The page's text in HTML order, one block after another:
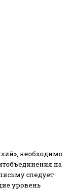
необходимо
на
следует
уровень